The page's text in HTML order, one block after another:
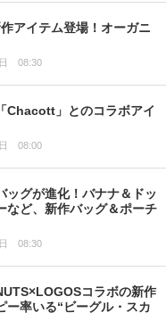
アイテム登場！オーガニ
日 08:30
Chacott」とのコラボアイ
日 08:00
ッグが進化！バナナ＆ドッ
など、新作バッグ＆ポーチ
日 08:30
コラボの新作
ー率いる“ビーグル・スカ